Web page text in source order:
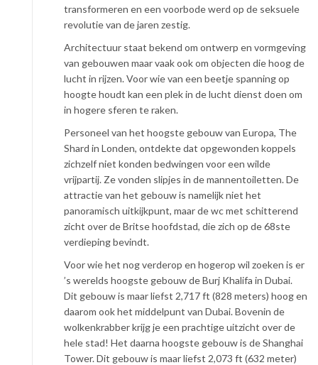
transformeren en een voorbode werd op de seksuele
revolutie van de jaren zestig.
Architectuur staat bekend om ontwerp en vormgeving
van gebouwen maar vaak ook om objecten die hoog de
lucht in rijzen. Voor wie van een beetje spanning op
hoogte houdt kan een plek in de lucht dienst doen om
in hogere sferen te raken.
Personeel van het hoogste gebouw van Europa, The
Shard in Londen, ontdekte dat opgewonden koppels
zichzelf niet konden bedwingen voor een wilde
vrijpartij. Ze vonden slipjes in de mannentoiletten. De
attractie van het gebouw is namelijk niet het
panoramisch uitkijkpunt, maar de wc met schitterend
zicht over de Britse hoofdstad, die zich op de 68ste
verdieping bevindt.
Voor wie het nog verderop en hogerop wil zoeken is er
’s werelds hoogste gebouw de Burj Khalifa in Dubai.
Dit gebouw is maar liefst 2,717 ft (828 meters) hoog en
daarom ook het middelpunt van Dubai. Bovenin de
wolkenkrabber krijg je een prachtige uitzicht over de
hele stad! Het daarna hoogste gebouw is de Shanghai
Tower. Dit gebouw is maar liefst 2,073 ft (632 meter)